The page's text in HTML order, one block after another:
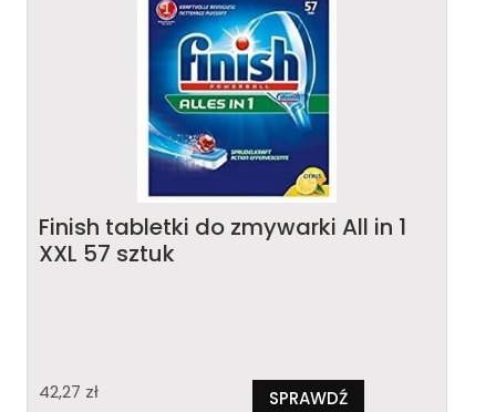
Finish tabletki do zmywarki All in 1
XXL 57 sztuk
42,27 zł SPRAWDŹ